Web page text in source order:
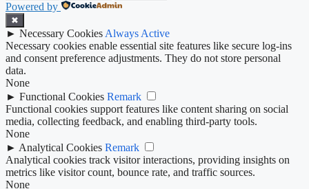
Powered by
✖
► Necessary Cookies Always Active
Necessary cookies enable essential site features like secure log-ins
and consent preference adjustments. They do not store personal
data.
None
► Functional Cookies Remark
Functional cookies support features like content sharing on social
media, collecting feedback, and enabling third-party tools.
None
► Analytical Cookies Remark
Analytical cookies track visitor interactions, providing insights on
metrics like visitor count, bounce rate, and traffic sources.
None